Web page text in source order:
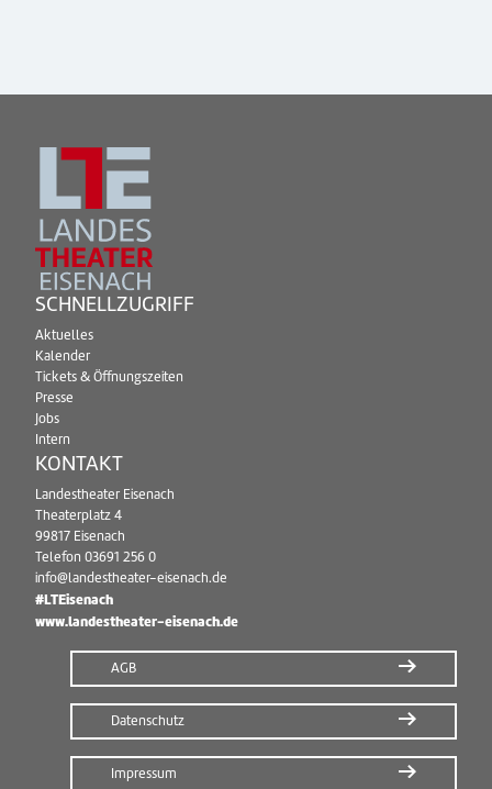
SCHNELLZUGRIFF
Aktuelles
Kalender
Tickets & Öffnungszeiten
Presse
Jobs
Intern
KONTAKT
Landestheater Eisenach
Theaterplatz 4
99817 Eisenach
Telefon 03691 256 0
info@landestheater-eisenach.de
#LTEisenach
www.landestheater-eisenach.de
AGB
Datenschutz
Impressum